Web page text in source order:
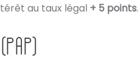
au taux légal + 5 points.